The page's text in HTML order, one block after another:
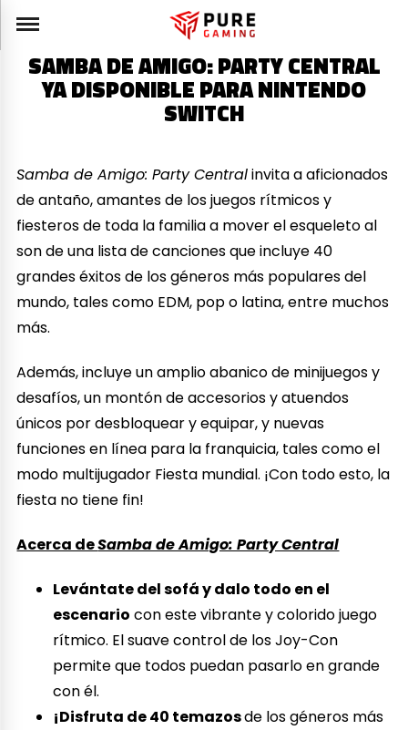
SAMBA DE AMIGO: PARTY CENTRAL
YA DISPONIBLE PARA NINTENDO
SWITCH
Samba de Amigo: Party Centralinvita a aficionados
de antaño, amantes de los juegos rítmicos y
fiesteros de toda la familia a mover el esqueleto al
son de una lista de canciones que incluye 40
grandes éxitos de los géneros más populares del
mundo, tales como EDM, pop o latina, entre muchos
más.
Además, incluye un amplio abanico de minijuegos y
desafíos, un montón de accesorios y atuendos
únicos por desbloquear y equipar, y nuevas
funciones en línea para la franquicia, tales como el
modo multijugador Fiesta mundial. ¡Con todo esto, la
fiesta no tiene fin!
Acerca deSamba de Amigo: Party Central
Levántate del sofá y dalo todo en el
escenario con este vibrante y colorido juego
rítmico. El suave control de los Joy-Con
permite que todos puedan pasarlo en grande
con él.
¡Disfruta de 40 temazosde los géneros más